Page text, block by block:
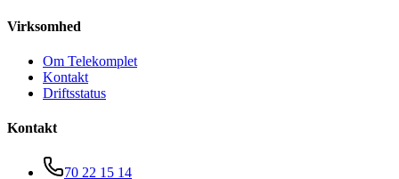
Virksomhed
Om Telekomplet
Kontakt
Driftsstatus
Kontakt
70 22 15 14